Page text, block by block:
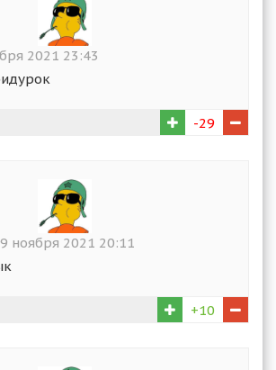
2021 23:43
-29
9 ноября 2021 20:11
+10